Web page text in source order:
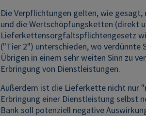
Die Verpflichtungen gelten, wie
und die Wertschöpfungsketten (direkt
Lieferkettensorgfaltspflichtengesetz
("Tier 2") unterschieden, wo
Übrigen in einem sehr weiten Sinn zu
Erbringung von Dienstleistungen.
Außerdem ist die Lieferkette nicht nur
Erbringung einer Dienstleistung selbst
Bank soll potenziell negative